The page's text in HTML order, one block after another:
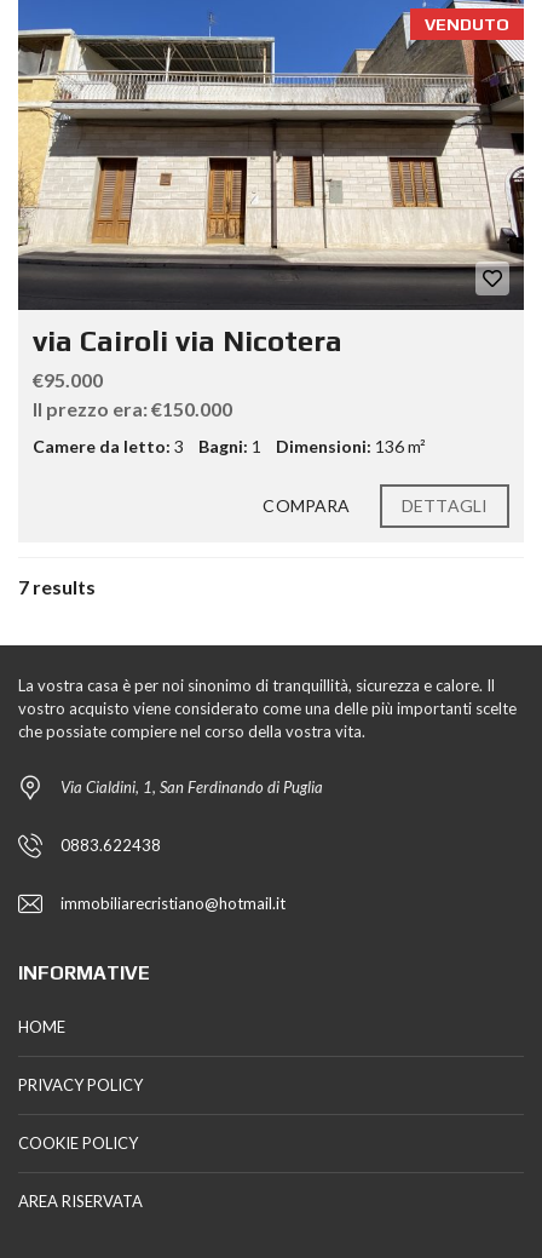
VENDUTO
via Cairoli via Nicotera
€95.000
Il prezzo era: €150.000
Camere da letto: 3 Bagni: 1 Dimensioni: 136 m²
COMPARA DETTAGLI
7 results
La vostra casa è per noi sinonimo di tranquillità, sicurezza e calore. Il
vostro acquisto viene considerato come una delle più importanti scelte
che possiate compiere nel corso della vostra vita.
Via Cialdini, 1, San Ferdinando di Puglia
0883.622438
immobiliarecristiano@hotmail.it
INFORMATIVE
HOME
PRIVACY POLICY
COOKIE POLICY
AREA RISERVATA